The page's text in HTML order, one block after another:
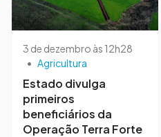
3 de dezembro às 12h28
• Agricultura
Estado divulga
primeiros
beneficiários da
Operação Terra Forte